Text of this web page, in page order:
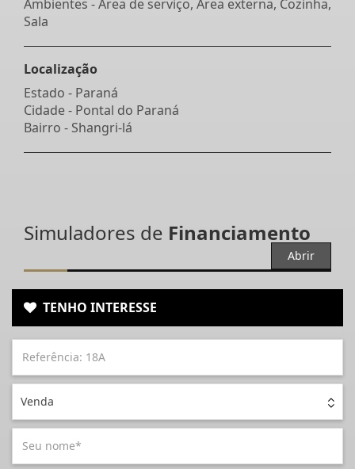
Ambientes - Área de serviço, Área externa, Cozinha,
Sala
Localização
Estado - Paraná
Cidade - Pontal do Paraná
Bairro - Shangri-lá
Simuladores de Financiamento
Abrir
TENHO INTERESSE
Venda